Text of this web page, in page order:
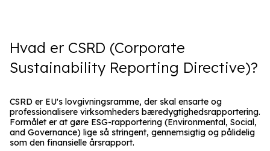
Hvad er CSRD (Corporate
Sustainability Reporting Directive)?
CSRD er EU's lovgivningsramme, der skal ensarte og
professionalisere virksomheders bæredygtighedsrapportering.
Formålet er at gøre ESG-rapportering (Environmental, Social,
and Governance) lige så stringent, gennemsigtig og pålidelig
som den finansielle årsrapport.